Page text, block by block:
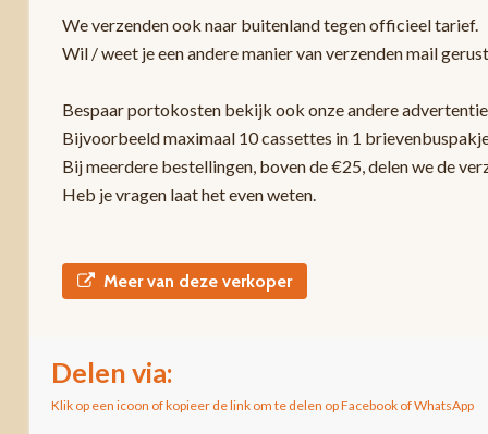
We verzenden ook naar buitenland tegen officieel tarief.
Wil / weet je een andere manier van verzenden mail
Bespaar portokosten bekijk ook onze andere
Bijvoorbeeld maximaal 10 cassettes in 1
Bij meerdere bestellingen, boven de €25, delen we de
Heb je vragen laat het even weten.
Meer van deze verkoper
Delen via:
Klik op een icoon of kopieer de link om te delen op Facebook of WhatsApp